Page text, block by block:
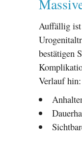
Auffällig ist
bestätigen
Verlauf hin: